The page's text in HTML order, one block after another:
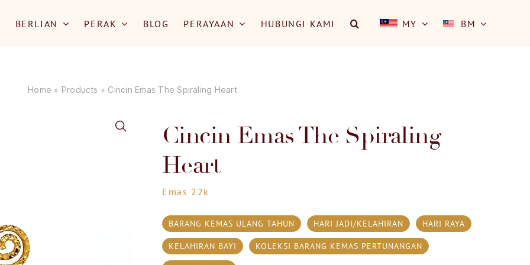
BERLIAN PERAK BLOG PERAYAAN HUBUNGI KAMI MY BM
Home » Products » Cincin Emas The Spiraling Heart
Cincin Emas The Spiraling
Heart
Emas 22k
BARANG KEMAS ULANG TAHUN HARI JADI/KELAHIRAN HARI RAYA
KELAHIRAN BAYI KOLEKSI BARANG KEMAS PERTUNANGAN